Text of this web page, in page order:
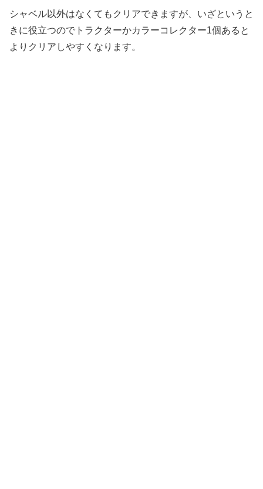
シャベル以外はなくてもクリアできますが、いざというと
きに役立つのでトラクターかカラーコレクター1個あると
よりクリアしやすくなります。